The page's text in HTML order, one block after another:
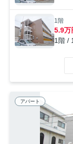
1階
5.9万
1階 /
アパート